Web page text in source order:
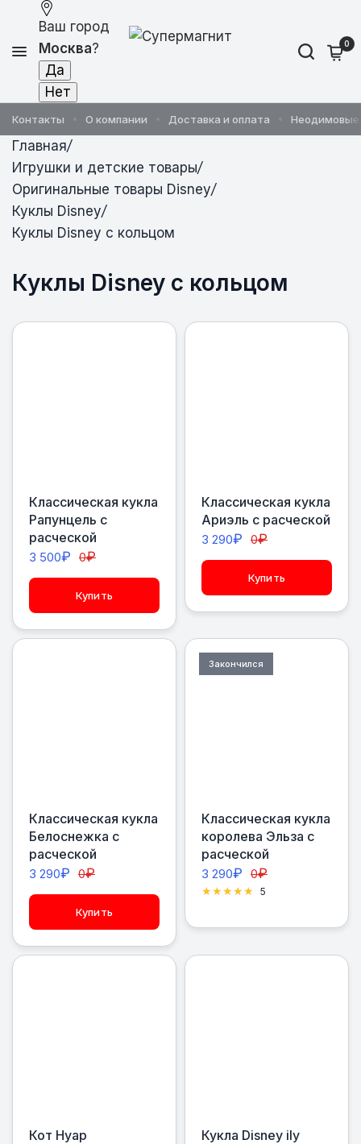
Ваш город
Москва? 0
Контакты О компании Доставка и оплата
Главная/
Игрушки и детские товары/
Оригинальные товары Disney/
Куклы Disney/
Куклы Disney с кольцом
Куклы Disney с кольцом
Классическая кукла
Рапунцель с
расческой
3 500₽ 0₽
Купить
Классическая кукла
Ариэль с расческой
3 290₽ 0₽
Купить
Классическая кукла
Белоснежка с
расческой
3 290₽ 0₽
Купить
Закончился
Классическая кукла
королева Эльза с
расческой
3 290₽ 0₽
5
Кот Нуар
Кукла Disney ily